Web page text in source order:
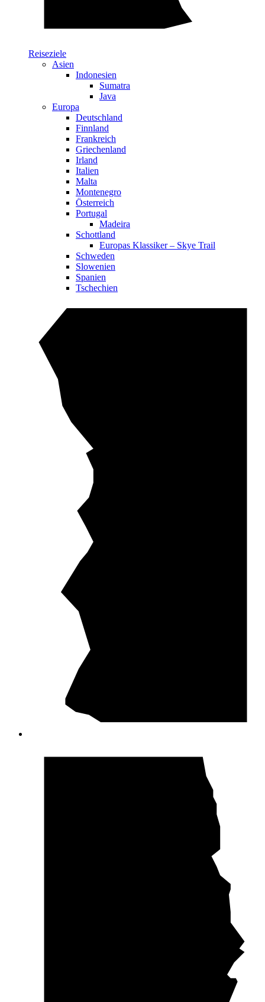
Reiseziele
Asien
Indonesien
Sumatra
Java
Europa
Deutschland
Finnland
Frankreich
Griechenland
Irland
Italien
Malta
Montenegro
Österreich
Portugal
Madeira
Schottland
Europas Klassiker – Skye Trail
Schweden
Slowenien
Spanien
Tschechien